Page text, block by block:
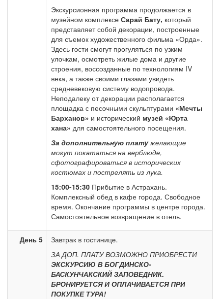
Экскурсионная программа продолжается в
музейном комплексе Сарай Бату, который
представляет собой декорации, построенные
для съемок художественного фильма «Орда».
Здесь гости смогут прогуляться по узким
улочкам, осмотреть жилые дома и другие
строения, воссозданные по технологиям IV
века, а также своими глазами увидеть
средневековую систему водопровода.
Неподалеку от декорации располагается
площадка с песочными скульптурами «Мечты
Барханов» и исторический музей «Юрта
хана» для самостоятельного посещения.
За дополнительную платужелающие
могут покататься на верблюде,
сфотографироваться в исторических
костюмах и пострелять из лука.
15:00-15:30 Прибытие в Астрахань.
Комплексный обед в кафе города. Свободное
время. Окончание программы в центре города.
Самостоятельное возвращение в отель.
День 5
Завтрак в гостинице.
ЗА ДОП. ПЛАТУ ВОЗМОЖНО ПРИОБРЕСТИ
ЭКСКУРСИЮ В БОГДИНСКО-
БАСКУНЧАКСКИЙ ЗАПОВЕДНИК.
БРОНИРУЕТСЯ И ОПЛАЧИВАЕТСЯ ПРИ
ПОКУПКЕ ТУРА!